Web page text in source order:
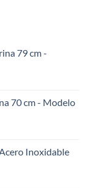
79 cm -
70 cm - Modelo
Inoxidable